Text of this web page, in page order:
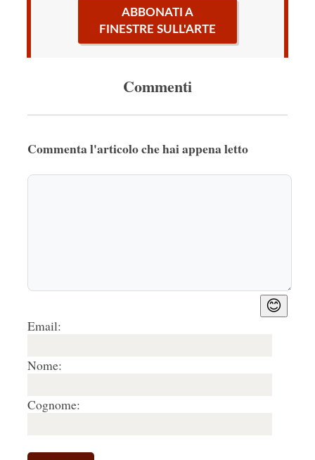
ABBONATI A
FINESTRE SULL'ARTE
Commenti
Commenta l'articolo che hai appena letto
😊
Email:
Nome:
Cognome: